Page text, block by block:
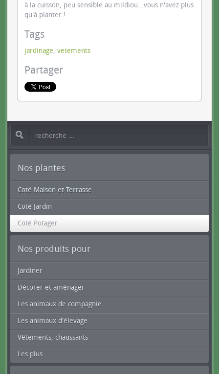
à la cuisson, peu sensible au mildiou...vous n'avez plus
qu'à planter !
Tags
jardinage, vetements
Partager
Nos plantes
Coté Maison et Terrasse
Coté Jardin
Coté Potager
Nos produits pour
Jardiner
Décorer et aménager
Les animaux de compagnie
Les animaux d'élevage
Vêtements, chaussants
Les plus